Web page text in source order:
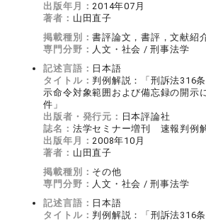
出版年月：2014年07月
著者： 山田直子
掲載種別：書評論文，書評，文献紹
専門分野： 人文・社会 / 刑事法学
記述言語： 日本語
タイトル： 判例解説：「刑訴法316
示命令対象範囲および備忘録の開示
件」
出版者・発行元： 日本評論社
誌名： 法学セミナー増刊 速報判例
出版年月：2008年10月
著者： 山田直子
掲載種別： その他
専門分野： 人文・社会 / 刑事法学
記述言語： 日本語
タイトル： 判例解説：「刑訴法316